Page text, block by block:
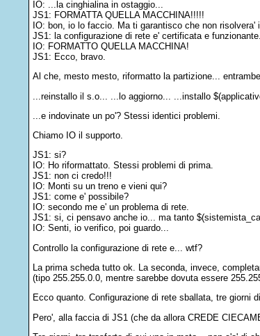
IO: ...la cinghialina in ostaggio...
JS1: FORMATTA QUELLA MACCHINA!!!!!
IO: bon, io lo faccio. Ma ti garantisco che non
JS1: la configurazione di rete e' certificata e funzionante.
IO: FORMATTO QUELLA MACCHINA!
JS1: Ecco, bravo.
Al che, mesto mesto, riformatto la partizione...
...reinstallo il s.o... ...lo aggiorno... ...installo
...e indovinate un po'? Stessi identici problemi.
Chiamo IO il supporto.
JS1: si?
IO: Ho riformattato. Stessi problemi di prima.
JS1: non ci credo!!!
IO: Monti su un treno e vieni qui?
JS1: come e' possibile?
IO: secondo me e' un problema di rete.
JS1: si, ci pensavo anche io... ma tanto
IO: Senti, io verifico, poi guardo...
Controllo la configurazione di rete e... wtf?
La prima scheda tutto ok. La seconda, invece,
(tipo 255.255.0.0, mentre sarebbe dovuta essere
Ecco quanto. Configurazione di rete sballata, tre giorni
Pero', alla faccia di JS1 (che da allora CREDE